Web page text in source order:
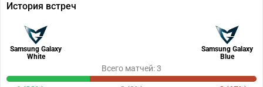
История встреч
Samsung Galaxy
White
Samsung Galaxy
Blue
Всего матчей: 3